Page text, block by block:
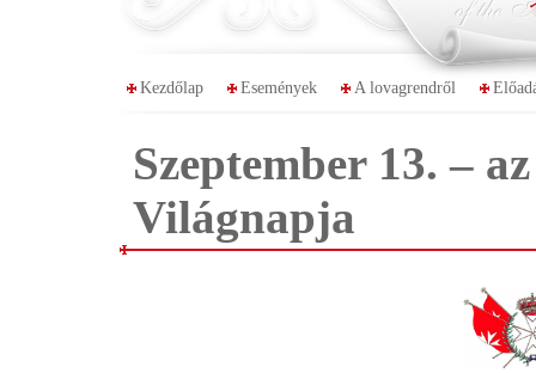
Kezdőlap Események A lovagrendről
Szeptember 13. –
Világnapja